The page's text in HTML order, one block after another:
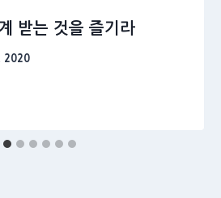
받는 것을 즐기라
2020